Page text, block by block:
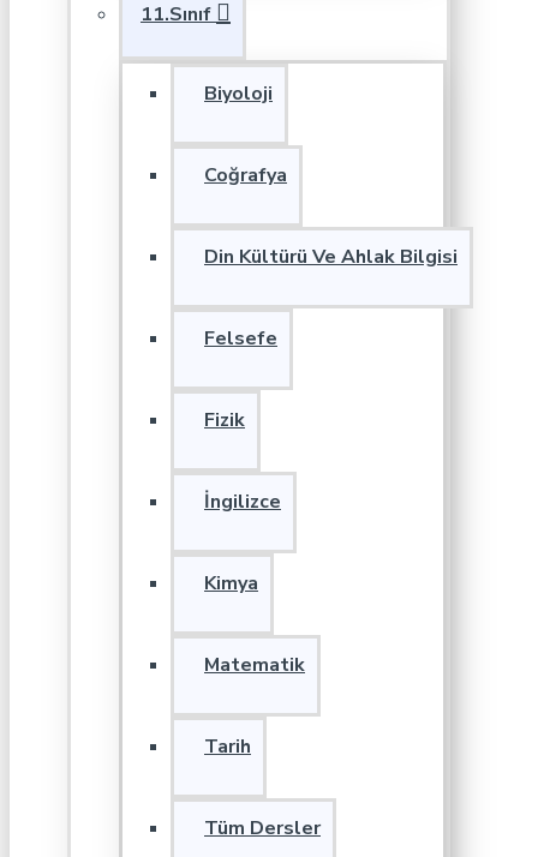
11.Sınıf
Biyoloji
Coğrafya
Din Kültürü Ve Ahlak Bilgisi
Felsefe
Fizik
İngilizce
Kimya
Matematik
Tarih
Tüm Dersler